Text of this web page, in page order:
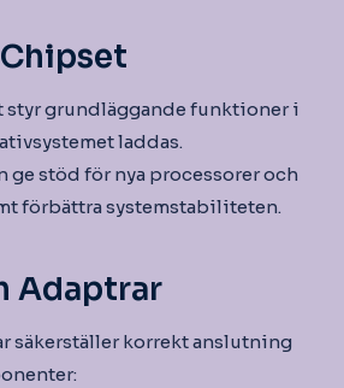
styr grundläggande funktioner i
laddas.
ge stöd för nya processorer och
förbättra systemstabiliteten.
Adaptrar
säkerställer korrekt anslutning